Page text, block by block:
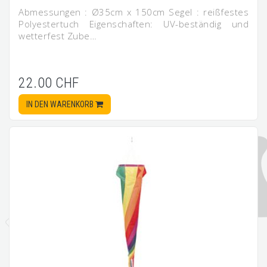
Abmessungen : Ø35cm x 150cm Segel : reißfestes
Polyestertuch Eigenschaften: UV-beständig und
wetterfest Zube…
22.00 CHF
IN DEN WARENKORB